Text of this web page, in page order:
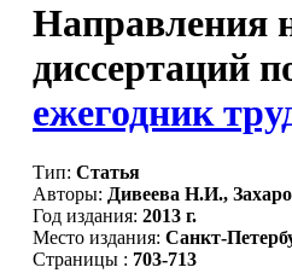
Направления
диссертаций
ежегодник
Тип: Статья
Авторы: Дивеева Н.И.,
Год издания: 2013 г.
Место издания: Санкт-
Страницы : 703-713